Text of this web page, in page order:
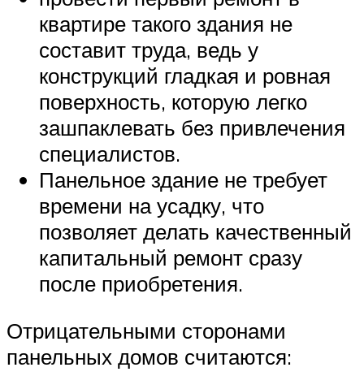
квартире такого здания не
составит труда, ведь у
конструкций гладкая и ровная
поверхность, которую легко
зашпаклевать без привлечения
специалистов.
Панельное здание не требует
времени на усадку, что
позволяет делать качественный
капитальный ремонт сразу
после приобретения.
Отрицательными сторонами
панельных домов считаются: